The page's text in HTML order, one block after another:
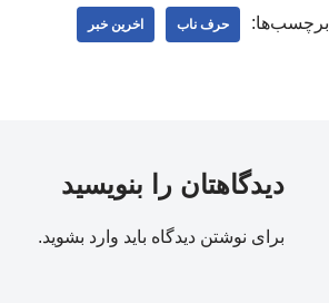
برچسب‌ها: حرف ناب اخرین خبر
دیدگاهتان را بنویسید
برای نوشتن دیدگاه باید وارد بشوید.